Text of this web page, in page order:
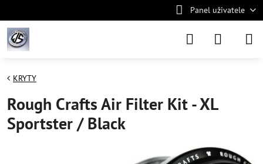
Panel uživatele
KRYTY
Rough Crafts Air Filter Kit - XL
Sportster / Black